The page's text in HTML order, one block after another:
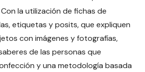
la utilización de fichas de
etiquetas y posits, que expliquen
con imágenes y fotografías,
de las personas que
y una metodología basada